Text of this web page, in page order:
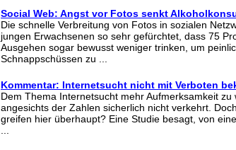
Social Web: Angst vor Fotos senkt
Die schnelle Verbreitung von Fotos in sozialen
jungen Erwachsenen so sehr gefürchtet, dass 75
Ausgehen sogar bewusst weniger trinken, um
Schnappschüssen zu ...
Kommentar: Internetsucht nicht mit Verboten
Dem Thema Internetsucht mehr Aufmerksamkeit zu
angesichts der Zahlen sicherlich nicht verkehrt.
greifen hier überhaupt? Eine Studie besagt, von